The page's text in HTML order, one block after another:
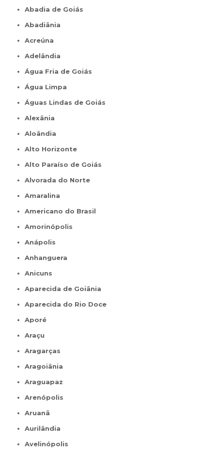
Abadia de Goiás
Abadiânia
Acreúna
Adelândia
Água Fria de Goiás
Água Limpa
Águas Lindas de Goiás
Alexânia
Aloândia
Alto Horizonte
Alto Paraíso de Goiás
Alvorada do Norte
Amaralina
Americano do Brasil
Amorinópolis
Anápolis
Anhanguera
Anicuns
Aparecida de Goiânia
Aparecida do Rio Doce
Aporé
Araçu
Aragarças
Aragoiânia
Araguapaz
Arenópolis
Aruanã
Aurilândia
Avelinópolis